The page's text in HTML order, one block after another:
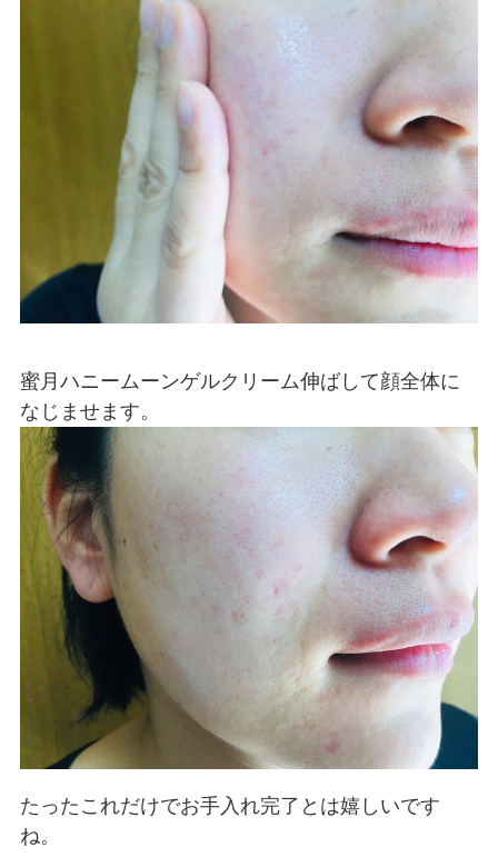
蜜月ハニームーンゲルクリーム伸ばして顔全体に
なじませます。
たったこれだけでお手入れ完了とは嬉しいです
ね。